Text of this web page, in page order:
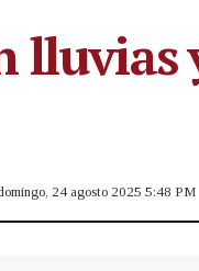
24 agosto 2025 5:48 PM